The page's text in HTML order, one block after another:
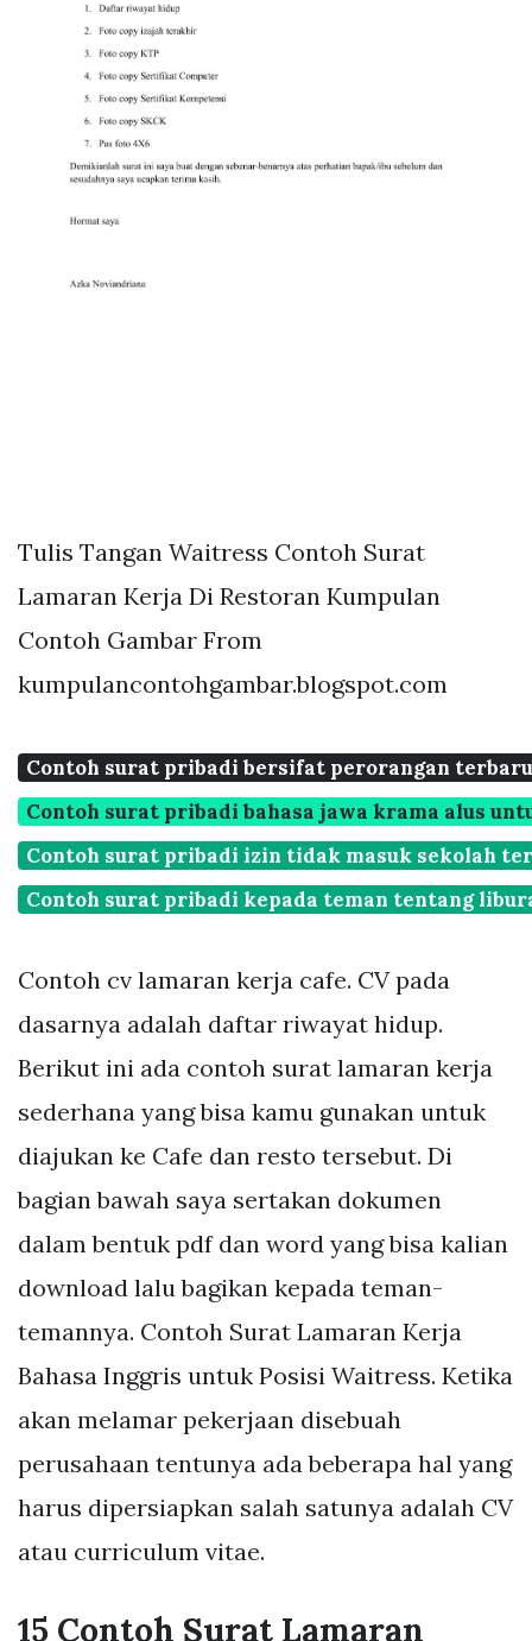
Tulis Tangan Waitress Contoh Surat
Lamaran Kerja Di Restoran Kumpulan
Contoh Gambar From
kumpulancontohgambar.blogspot.com
Contoh surat pribadi bersifat perorangan terbaru
Contoh surat pribadi bahasa jawa krama alus
Contoh surat pribadi izin tidak masuk sekolah
Contoh surat pribadi kepada teman tentang
Contoh cv lamaran kerja cafe. CV pada
dasarnya adalah daftar riwayat hidup.
Berikut ini ada contoh surat lamaran kerja
sederhana yang bisa kamu gunakan untuk
diajukan ke Cafe dan resto tersebut. Di
bagian bawah saya sertakan dokumen
dalam bentuk pdf dan word yang bisa kalian
download lalu bagikan kepada teman-
temannya. Contoh Surat Lamaran Kerja
Bahasa Inggris untuk Posisi Waitress. Ketika
akan melamar pekerjaan disebuah
perusahaan tentunya ada beberapa hal yang
harus dipersiapkan salah satunya adalah CV
atau curriculum vitae.
15 Contoh Surat Lamaran